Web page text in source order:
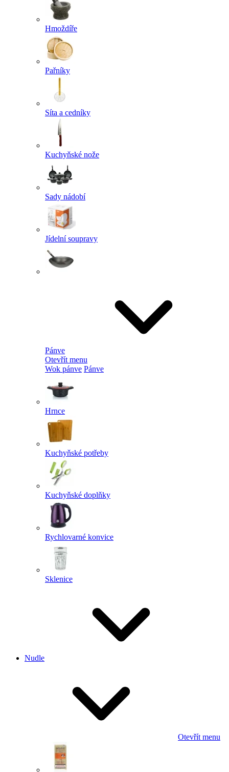
Hmoždíře
Pařníky
Síta a cedníky
Kuchyňské nože
Sady nádobí
Jídelní soupravy
Pánve
Otevřít menu
Wok pánve Pánve
Hrnce
Kuchyňské potřeby
Kuchyňské doplňky
Rychlovarné konvice
Sklenice
Nudle
Otevřít menu